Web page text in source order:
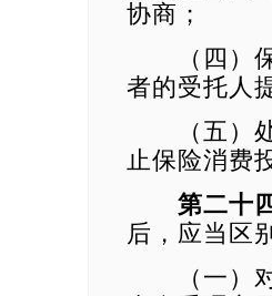
协商；
（四）保
者的受托人
（五）处
止保险消费
第二十
后，应当区
（一）对